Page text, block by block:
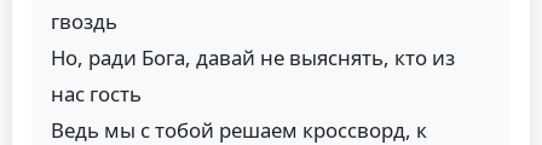
гвоздь
Но, ради Бога, давай не выяснять, кто из
нас гость
Ведь мы с тобой решаем кроссворд, к